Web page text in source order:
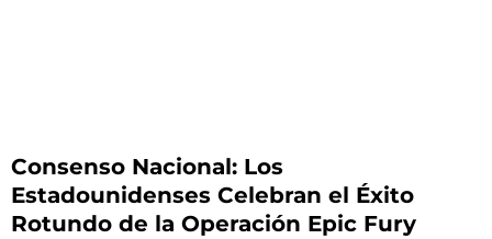
Consenso Nacional: Los
Estadounidenses Celebran el Éxito
Rotundo de la Operación Epic Fury